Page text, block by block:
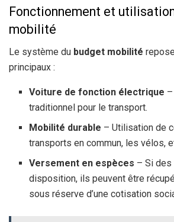
Fonctionnement et
mobilité
Le système du budget mobilité
principaux :
Voiture de fonction électrique
traditionnel pour le transport.
Mobilité durable – Utilisation de
transports en commun, les vélos,
Versement en espèces – Si
disposition, ils peuvent être
sous réserve d’une cotisation